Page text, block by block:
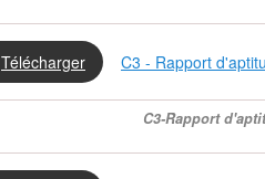
Télécharger C3 - Rapport
C3-Rapport